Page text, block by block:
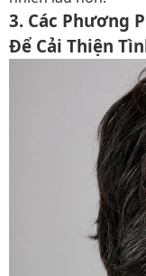
3. Các Phương
Để Cải Thiện